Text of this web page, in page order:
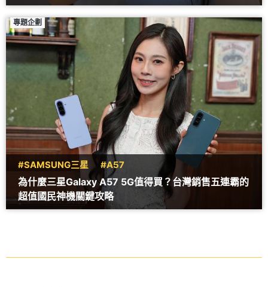
專題企劃
#SAMSUNG三星 #A57
為什麼三星Galaxy A57 5G值得買？台灣銷售五連霸的
超值國民神機關鍵攻略